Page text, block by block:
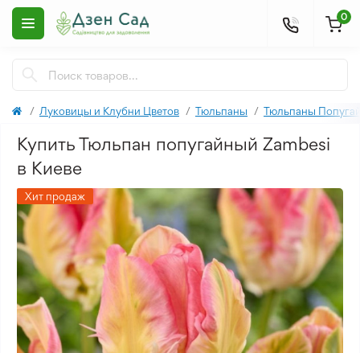
0
Луковицы и Клубни Цветов Тюльпаны Тюльпаны
Купить Тюльпан попугайный Zambesi
в Киеве
Хит продаж